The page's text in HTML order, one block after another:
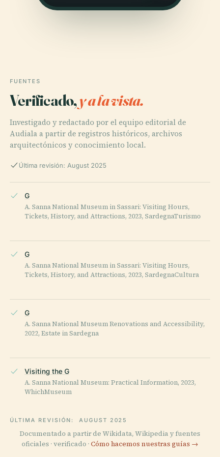
FUENTES
Verificado,y a la vista.
Investigado y redactado por el equipo editorial de
Audiala a partir de registros históricos, archivos
arquitectónicos y conocimiento local.
Última revisión: August 2025
G
A. Sanna National Museum in Sassari: Visiting Hours,
Tickets, History, and Attractions, 2023, SardegnaTurismo
G
A. Sanna National Museum in Sassari: Visiting Hours,
Tickets, History, and Attractions, 2023, SardegnaCultura
G
A. Sanna National Museum Renovations and Accessibility,
2022, Estate in Sardegna
Visiting the G
A. Sanna National Museum: Practical Information, 2023,
WhichMuseum
ÚLTIMA REVISIÓN: AUGUST 2025
Documentado a partir de Wikidata, Wikipedia y fuentes
oficiales · verificado · Cómo hacemos nuestras guías →